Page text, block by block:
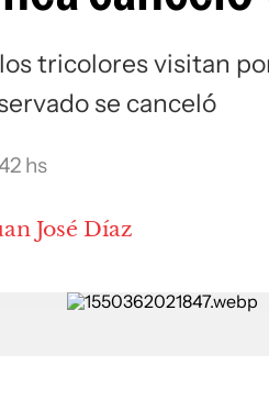
tricolores visitan
se canceló
hs
José Díaz